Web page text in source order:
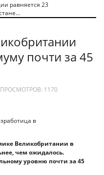
равняется 23
почти за 45
ПРОСМОТРОВ: 1170
Великобритании в
чем ожидалось.
уровню почти за 45